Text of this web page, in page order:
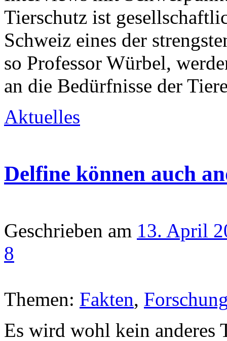
Tierschutz ist
Schweiz eines der
so Professor Würbel,
an die Bedürfnisse der
Aktuelles
Delfine können auch
Geschrieben am 13. April
8
Themen: Fakten,
Es wird wohl kein anderes